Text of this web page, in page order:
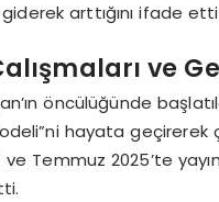
arttığını ifade
ve
öncülüğünde
hayata
Temmuz 2025’te